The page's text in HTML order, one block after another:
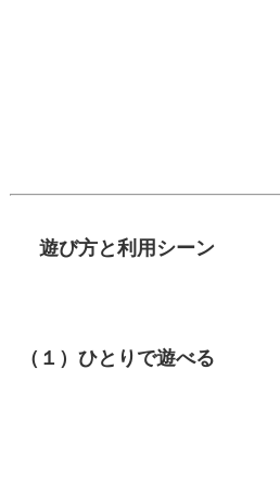
遊び方と利用シーン
（１）ひとりで遊べる